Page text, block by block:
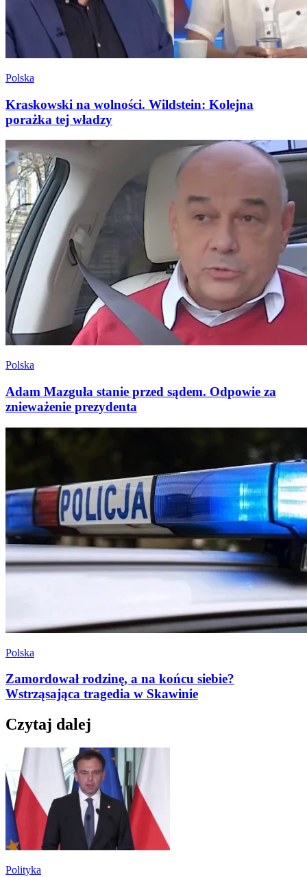
Polska
Kraskowski na wolności. Wildstein: Kolejna
porażka tej władzy
Polska
Adam Mazguła stanie przed sądem. Odpowie za
znieważenie prezydenta
Polska
Zamordował rodzinę, a na końcu siebie?
Wstrząsająca tragedia w Skawinie
Czytaj dalej
Polityka